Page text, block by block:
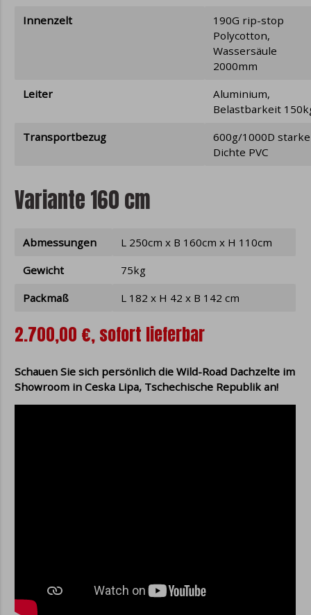
Innenzelt
190G rip-stop
Polycotton,
Wassersäule
2000mm
Leiter
Aluminium,
Belastbarkeit
Transportbezug
600g/1000D starke
Dichte PVC
Variante 160 cm
Abmessungen
L 250cm x B 160cm x H 110cm
Gewicht
75kg
Packmaß
L 182 x H 42 x B 142 cm
2.700,00 €, sofort lieferbar
Schauen Sie sich persönlich die Wild-Road Dachzelte im
Showroom in Ceska Lipa, Tschechische Republik an!